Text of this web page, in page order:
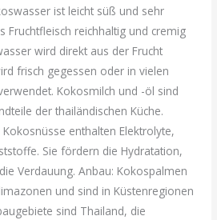
ist leicht süß und sehr
Fruchtfleisch reichhaltig und cremig
wird direkt aus der Frucht
frisch gegessen oder in vielen
Kokosmilch und -öl sind
der thailändischen Küche.
enthalten Elektrolyte,
Sie fördern die Hydratation,
Verdauung. Anbau: Kokospalmen
und sind in Küstenregionen
sind Thailand, die